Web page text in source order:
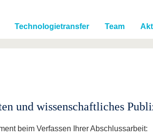
dem Studium
Mit der BTU ins Ausland
Für internationale
Studierende
Technologietransfer Team
und wissenschaftliches
beim Verfassen Ihrer Abschlussarbeit: